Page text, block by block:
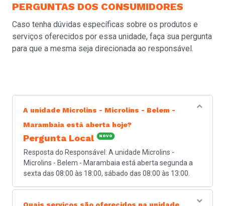
PERGUNTAS DOS CONSUMIDORES
Caso tenha dúvidas específicas sobre os produtos e
serviços oferecidos por essa unidade, faça sua pergunta
para que a mesma seja direcionada ao responsável.
A unidade Microlins - Microlins - Belem -
Marambaia está aberta hoje?
Pergunta Local NOVO
Resposta do Responsável: A unidade Microlins -
Microlins - Belem - Marambaia está aberta segunda a
sexta das 08:00 às 18:00, sábado das 08:00 às 13:00.